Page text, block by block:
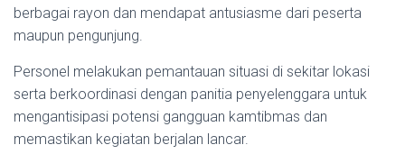
berbagai rayon dan mendapat antusiasme dari peserta
maupun pengunjung.
Personel melakukan pemantauan situasi di sekitar lokasi
serta berkoordinasi dengan panitia penyelenggara untuk
mengantisipasi potensi gangguan kamtibmas dan
memastikan kegiatan berjalan lancar.